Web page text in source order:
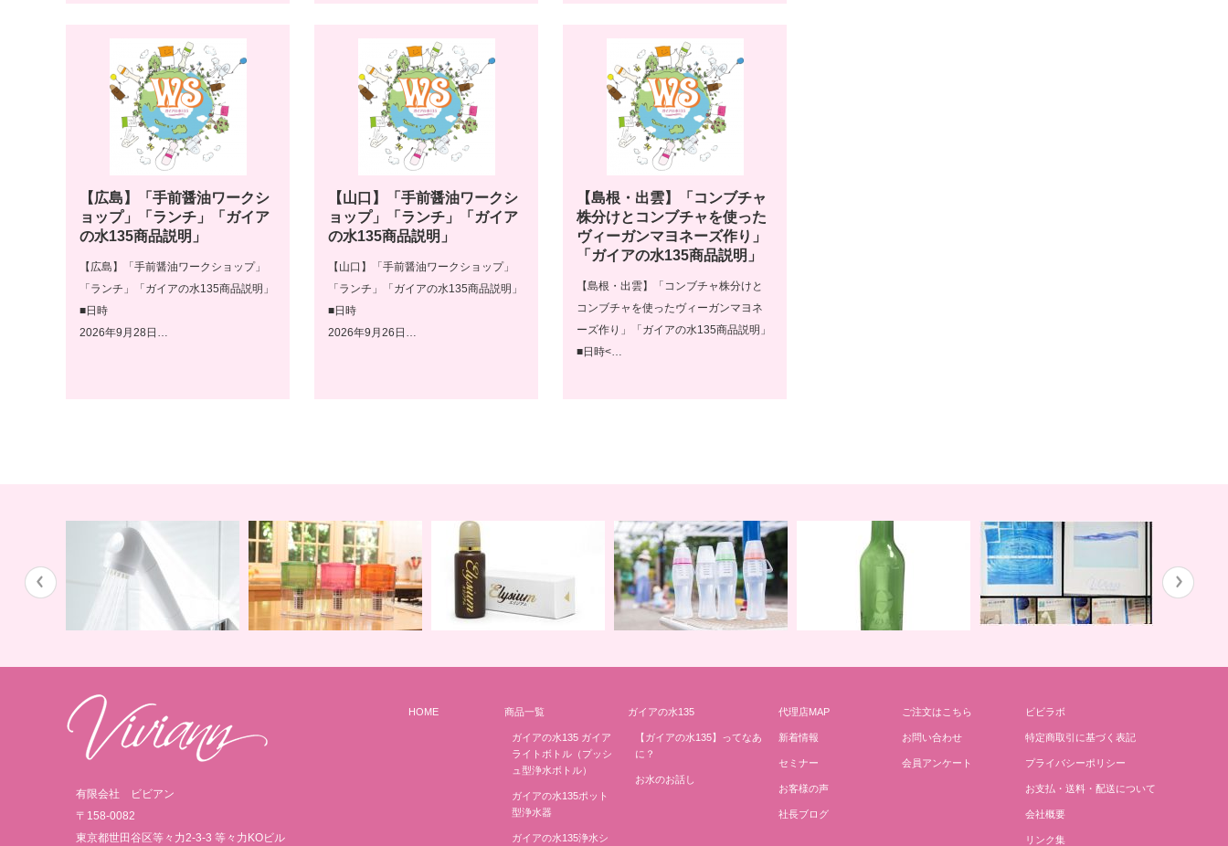
【広島】「手前醤油ワークシ
ョップ」「ランチ」「ガイア
の水135商品説明」
【広島】「手前醤油ワークショップ」
「ランチ」「ガイアの水135商品説明」
■日時
2026年9月28日…
【山口】「手前醤油ワークシ
ョップ」「ランチ」「ガイア
の水135商品説明」
【山口】「手前醤油ワークショップ」
「ランチ」「ガイアの水135商品説明」
■日時
2026年9月26日…
【島根・出雲】「コンブチャ
株分けとコンブチャを使った
ヴィーガンマヨネーズ作り」
「ガイアの水135商品説明」
【島根・出雲】「コンブチャ株分けと
コンブチャを使ったヴィーガンマヨネ
ーズ作り」「ガイアの水135商品説明」
■日時<…
地球の恵みを シャワー 地球の一滴 エリジアム 地球と共に ライトボトル みどりごとグリーンボトル
ガイアの水１３５と私
有限会社 ビビアン
〒158-0082
東京都世田谷区等々力2-3-3 等々力KOビル
HOME 商品一覧
ガイアの水135 ガイア
ライトボトル（プッシ
ュ型浄水ボトル）
ガイアの水135ポット
型浄水器
ガイアの水135浄水シ
ガイアの水135
【ガイアの水135】ってなあ
に？
お水のお話し
代理店MAP
新着情報
セミナー
お客様の声
社長ブログ
ご注文はこちら
お問い合わせ
会員アンケート
ビビラボ
特定商取引に基づく表記
プライバシーポリシー
お支払・送料・配送について
会社概要
リンク集